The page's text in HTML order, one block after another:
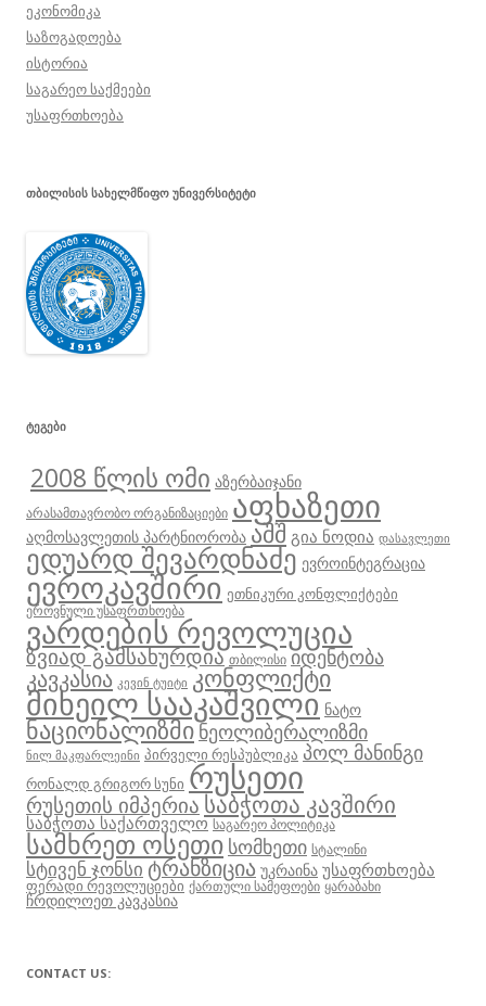
ეკონომიკა
საზოგადოება
ისტორია
საგარეო საქმეები
უსაფრთხოება
ᲗᲑᲘᲚᲘᲡᲘᲡ ᲡᲐᲮᲔᲚᲛᲬᲘᲤᲝ ᲣᲜᲘᲕᲔᲠᲡᲘᲢᲔᲢᲘ
ᲢᲔᲒᲔᲑᲘ
2008 წლის ომი აზერბაიჯანი
არასამთავრობო ორგანიზაციები აფხაზეთი
აღმოსავლეთის პარტნიორობა აშშ გია ნოდია დასავლეთი
ედუარდ შევარდნაძე ევროინტეგრაცია
ევროკავშირი ეთნიკური კონფლიქტები
ეროვნული უსაფრთხოება
ვარდების რევოლუცია
ზვიად გამსახურდია თბილისი იდენტობა
კავკასია კევინ ტუიტი კონფლიქტი
მიხეილ სააკაშვილი ნატო
ნაციონალიზმინეოლიბერალიზმი
ნილ მაკფარლეინი პირველი რესპუბლიკა პოლ მანინგი
რონალდ გრიგორ სუნი რუსეთი
რუსეთის იმპერია საბჭოთა კავშირი
საბჭოთა საქართველო საგარეო პოლიტიკა
სამხრეთ ოსეთი სომხეთი სტალინი
სტივენ ჯონსი ტრანზიცია უკრაინა უსაფრთხოება
ფერადი რევოლუციები ქართული სამეფოები ყარაბახი
ჩრდილოეთ კავკასია
CONTACT US: